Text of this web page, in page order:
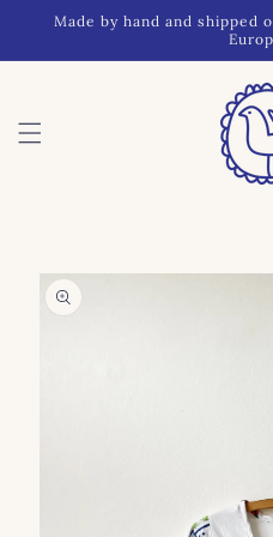
Skip to
Made by hand and shipped
product
information